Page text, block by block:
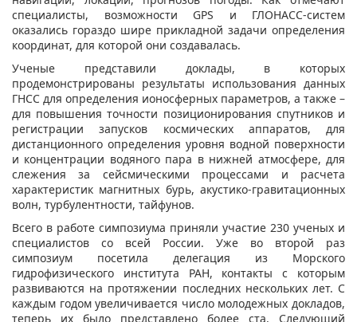
специалисты, возможности GPS и ГЛОНАСС-систем
оказались гораздо шире прикладной задачи определения
координат, для которой они создавалась.
Ученые представили доклады, в которых
продемонстрированы результаты использования данных
ГНСС для определения ионосферных параметров, а также –
для повышения точности позиционирования спутников и
регистрации запусков космических аппаратов, для
дистанционного определения уровня водной поверхности
и концентрации водяного пара в нижней атмосфере, для
слежения за сейсмическими процессами и расчета
характеристик магнитных бурь, акустико-гравитационных
волн, турбулентности, тайфунов.
Всего в работе симпозиума приняли участие 230 ученых и
специалистов со всей России. Уже во второй раз
симпозиум посетила делегация из Морского
гидрофизического института РАН, контакты с которым
развиваются на протяжении последних нескольких лет. С
каждым годом увеличивается число молодежных докладов,
теперь их было представлено более ста. Следующий